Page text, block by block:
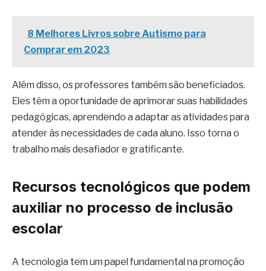
8 Melhores Livros sobre Autismo para
Comprar em 2023
Além disso, os professores também são beneficiados.
Eles têm a oportunidade de aprimorar suas habilidades
pedagógicas, aprendendo a adaptar as atividades para
atender às necessidades de cada aluno. Isso torna o
trabalho mais desafiador e gratificante.
Recursos tecnológicos que podem
auxiliar no processo de inclusão
escolar
A tecnologia tem um papel fundamental na promoção